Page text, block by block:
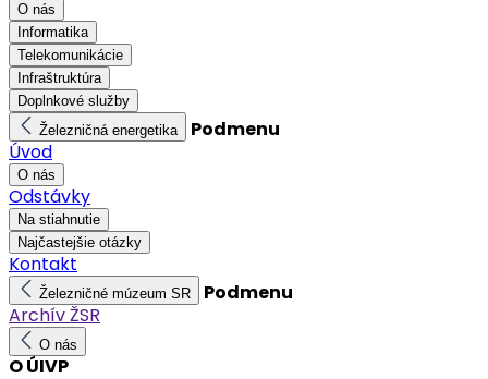
O nás
Informatika
Telekomunikácie
Infraštruktúra
Doplnkové služby
Železničná energetika
Podmenu
Úvod
O nás
Odstávky
Na stiahnutie
Najčastejšie otázky
Kontakt
Železničné múzeum SR
Podmenu
Archív ŽSR
O nás
O ÚIVP